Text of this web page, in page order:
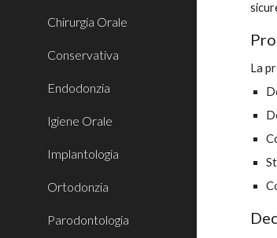
Chirurgia Orale
Conservativa
Endodonzia
Igiene Orale
Implantologia
Ortodonzia
Parodontologia
La